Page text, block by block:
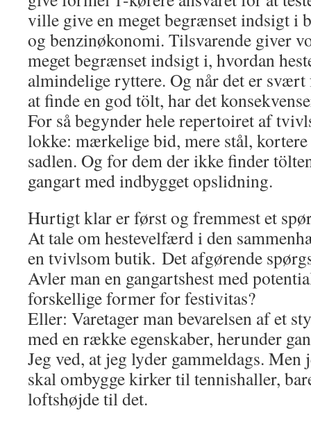
ville give en meget begrænset indsigt i
og benzinøkonomi. Tilsvarende giver
meget begrænset indsigt i, hvordan
almindelige ryttere. Og når det er
at finde en god tölt, har det
For så begynder hele repertoiret af
lokke: mærkelige bid, mere stål,
sadlen. Og for dem der ikke finder
gangart med indbygget opslidning.
Hurtigt klar er først og fremmest et
At tale om hestevelfærd i den
en tvivlsom butik. Det afgørende
Avler man en gangartshest med
forskellige former for festivitas?
Eller: Varetager man bevarelsen af et
med en række egenskaber, herunder
Jeg ved, at jeg lyder gammeldags. Men
skal ombygge kirker til tennishaller,
loftshøjde til det.